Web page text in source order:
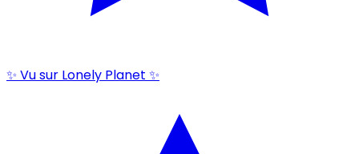
✨ Vu sur Lonely Planet ✨